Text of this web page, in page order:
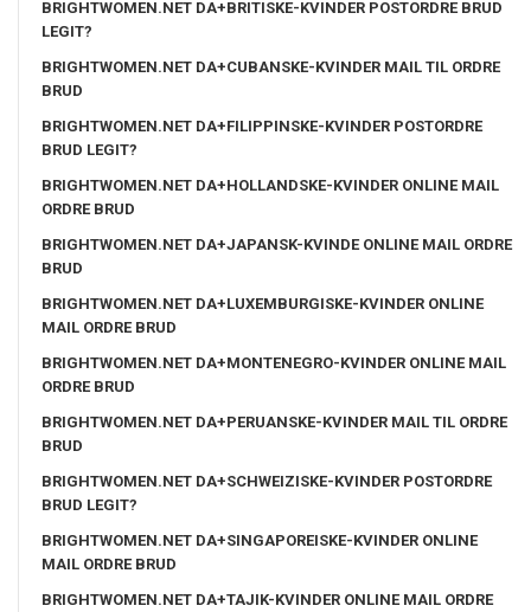
BRIGHTWOMEN.NET DA+BRITISKE-KVINDER POSTORDRE BRUD
LEGIT?
BRIGHTWOMEN.NET DA+CUBANSKE-KVINDER MAIL TIL ORDRE
BRUD
BRIGHTWOMEN.NET DA+FILIPPINSKE-KVINDER POSTORDRE
BRUD LEGIT?
BRIGHTWOMEN.NET DA+HOLLANDSKE-KVINDER ONLINE MAIL
ORDRE BRUD
BRIGHTWOMEN.NET DA+JAPANSK-KVINDE ONLINE MAIL ORDRE
BRUD
BRIGHTWOMEN.NET DA+LUXEMBURGISKE-KVINDER ONLINE
MAIL ORDRE BRUD
BRIGHTWOMEN.NET DA+MONTENEGRO-KVINDER ONLINE MAIL
ORDRE BRUD
BRIGHTWOMEN.NET DA+PERUANSKE-KVINDER MAIL TIL ORDRE
BRUD
BRIGHTWOMEN.NET DA+SCHWEIZISKE-KVINDER POSTORDRE
BRUD LEGIT?
BRIGHTWOMEN.NET DA+SINGAPOREISKE-KVINDER ONLINE
MAIL ORDRE BRUD
BRIGHTWOMEN.NET DA+TAJIK-KVINDER ONLINE MAIL ORDRE